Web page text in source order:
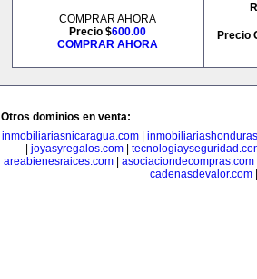
COMPRAR AHORA
Precio $600.00
COMPRAR AHORA
Precio
Otros dominios en venta:
inmobiliariasnicaragua.com|
joyasyregalos.com
areabienesraices.com| asociaciondecompras.com
cadenasdevalor.com|